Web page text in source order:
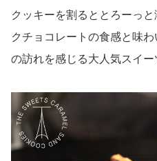
クッキーを割るととろーっ
クチョコレートの食感と味
の訪れを感じる大人気スイー